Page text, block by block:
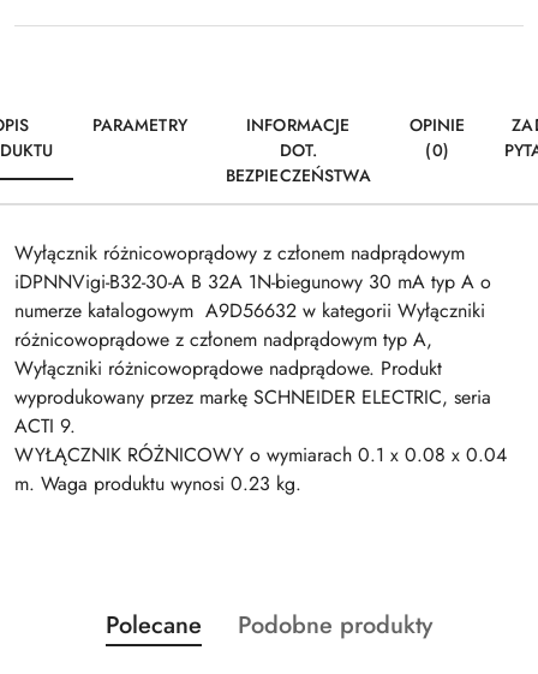
PARAMETRY
INFORMACJE
DOT.
BEZPIECZEŃSTWA
OPINIE
(0)
Wyłącznik różnicowoprądowy z członem nadprądowym
iDPNNVigi-B32-30-A B 32A 1N-biegunowy 30 mA typ A o
numerze katalogowym A9D56632 w kategorii Wyłączniki
różnicowoprądowe z członem nadprądowym typ A,
Wyłączniki różnicowoprądowe nadprądowe. Produkt
wyprodukowany przez markę SCHNEIDER ELECTRIC, seria
ACTI 9.
WYŁĄCZNIK RÓŻNICOWY o wymiarach 0.1 x 0.08 x 0.04
m. Waga produktu wynosi 0.23 kg.
Pomiń karuzelę produktów
Produkty
o
Polecane
Produkty
Podobne produkty